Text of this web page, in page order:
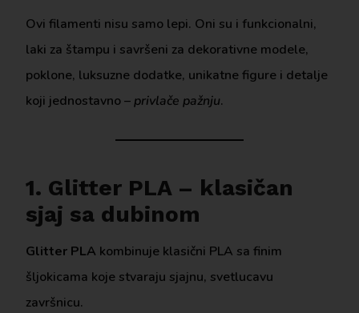
Ovi filamenti nisu samo lepi. Oni su i funkcionalni,
laki za štampu i savršeni za dekorativne modele,
poklone, luksuzne dodatke, unikatne figure i detalje
koji jednostavno –privlače pažnju.
1. Glitter PLA – klasičan
sjaj sa dubinom
Glitter PLA kombinuje klasični PLA sa finim
šljokicama koje stvaraju sjajnu, svetlucavu
završnicu.